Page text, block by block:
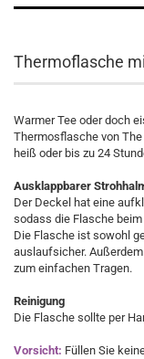
Thermoflasche
Warmer Tee oder doch
Thermosflasche von
heiß oder bis zu 24
Ausklappbarer
Der Deckel hat eine
sodass die Flasche
Die Flasche ist sowohl
auslaufsicher.
zum einfachen Tragen.
Reinigung
Die Flasche sollte per
Vorsicht: Füllen Sie